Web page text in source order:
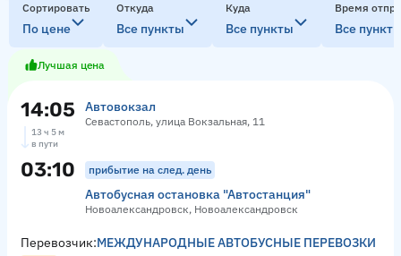
Сортировать
По цене
Откуда
Все пункты
Куда
Все пункты
Время
Все
Лучшая цена
14:05 Автовокзал
Севастополь, улица Вокзальная, 11
13 ч 5 м
в пути
03:10 прибытие на след. день
Автобусная остановка "Автостанция"
Новоалександровск, Новоалександровск
Перевозчик:МЕЖДУНАРОДНЫЕ АВТОБУСНЫЕ ПЕРЕВОЗКИ